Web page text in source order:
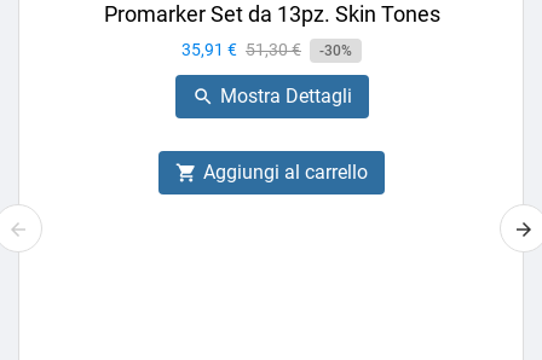
Promarker Set da 13pz. Skin Tones
Prezzo
35,91 € Prezzo
base
51,30 € -30%
 Mostra Dettagli
 Aggiungi al carrello